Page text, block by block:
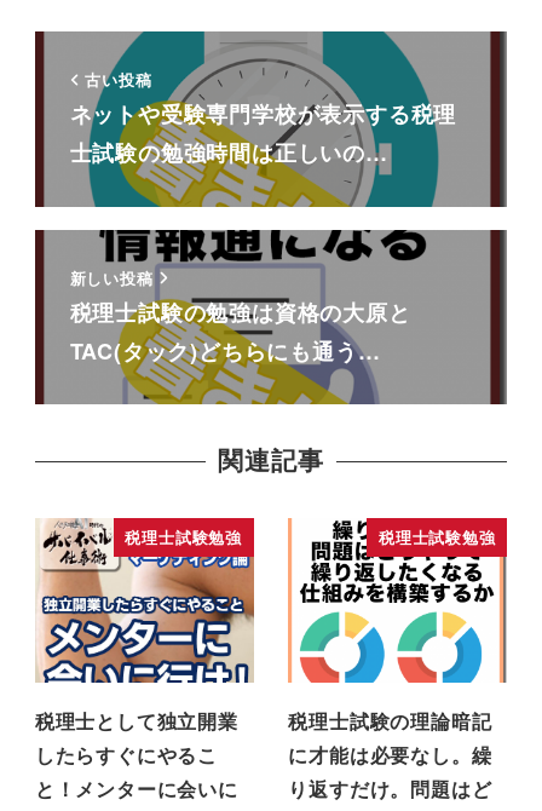
古い投稿
ネットや受験専門学校が表示する税理
士試験の勉強時間は正しいの…
新しい投稿
税理士試験の勉強は資格の大原と
TAC(タック)どちらにも通う…
関連記事
税理士試験勉強
税理士として独立開業
したらすぐにやるこ
と！メンターに会いに
税理士試験勉強
税理士試験の理論暗記
に才能は必要なし。繰
り返すだけ。問題はど